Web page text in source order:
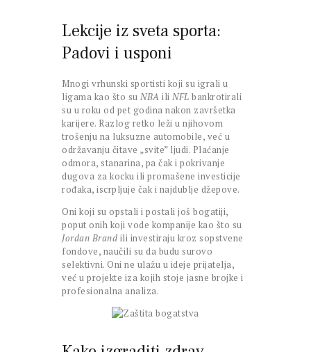
Lekcije iz sveta sporta:
Padovi i usponi
Mnogi vrhunski sportisti koji su igrali u
ligama kao što su NBA ili NFL bankrotirali
su u roku od pet godina nakon završetka
karijere. Razlog retko leži u njihovom
trošenju na luksuzne automobile, već u
održavanju čitave „svite” ljudi. Plaćanje
odmora, stanarina, pa čak i pokrivanje
dugova za kocku ili promašene investicije
rođaka, iscrpljuje čak i najdublje džepove.
Oni koji su opstali i postali još bogatiji,
poput onih koji vode kompanije kao što su
Jordan Brand ili investiraju kroz sopstvene
fondove, naučili su da budu surovo
selektivni. Oni ne ulažu u ideje prijatelja,
već u projekte iza kojih stoje jasne brojke i
profesionalna analiza.